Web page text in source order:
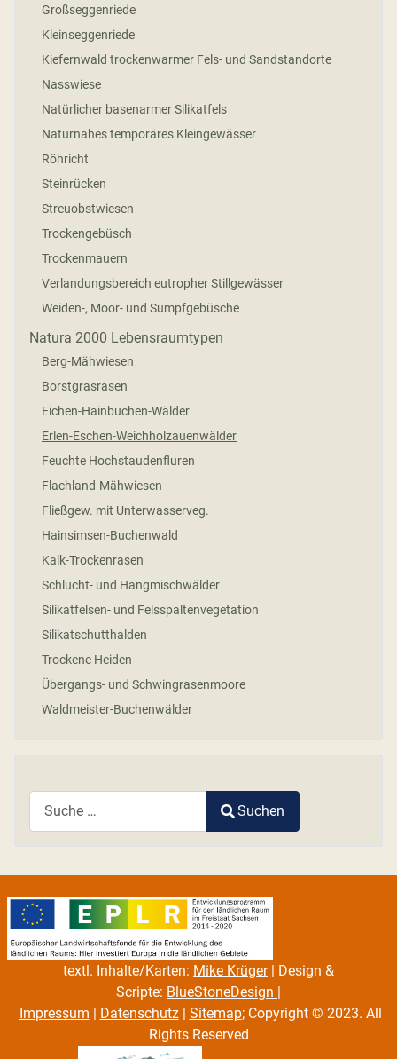
Großseggenriede
Kleinseggenriede
Kiefernwald trockenwarmer Fels- und Sandstandorte
Nasswiese
Natürlicher basenarmer Silikatfels
Naturnahes temporäres Kleingewässer
Röhricht
Steinrücken
Streuobstwiesen
Trockengebüsch
Trockenmauern
Verlandungsbereich eutropher Stillgewässer
Weiden-, Moor- und Sumpfgebüsche
Natura 2000 Lebensraumtypen
Berg-Mähwiesen
Borstgrasrasen
Eichen-Hainbuchen-Wälder
Erlen-Eschen-Weichholzauenwälder
Feuchte Hochstaudenfluren
Flachland-Mähwiesen
Fließgew. mit Unterwasserveg.
Hainsimsen-Buchenwald
Kalk-Trockenrasen
Schlucht- und Hangmischwälder
Silikatfelsen- und Felsspaltenvegetation
Silikatschutthalden
Trockene Heiden
Übergangs- und Schwingrasenmoore
Waldmeister-Buchenwälder
Suchen
textl. Inhalte/Karten: Mike Krüger| Design &
Scripte: BlueStoneDesign |
Impressum | Datenschutz| Sitemap; Copyright © 2023. All
Rights Reserved